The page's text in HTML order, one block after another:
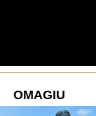
OMAGIU